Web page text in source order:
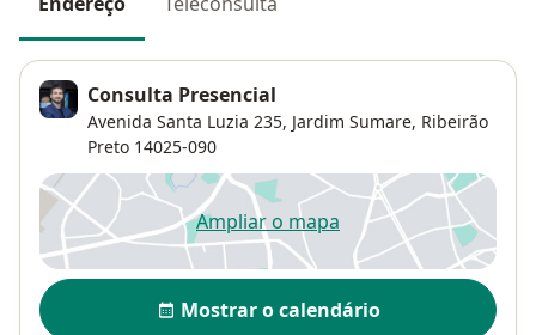
Consulta Presencial
Avenida Santa Luzia 235, Jardim Sumare, Ribeirão
Preto 14025-090
Ampliar o mapaabre num novo separador
Disponibilidade
Mostrar o calendário